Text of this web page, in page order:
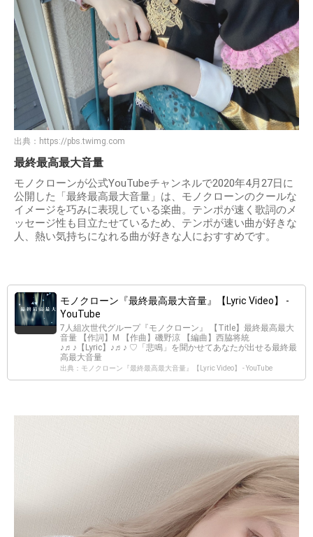
出典： https://pbs.twimg.com
最終最高最大音量
モノクローンが公式YouTubeチャンネルで2020年4月27日に
公開した「最終最高最大音量」は、モノクローンのクールな
イメージを巧みに表現している楽曲。テンポが速く歌詞のメ
ッセージ性も目立たせているため、テンポが速い曲が好きな
人、熱い気持ちになれる曲が好きな人におすすめです。
モノクローン『最終最高最大音量』【Lyric Video】 -
YouTube
7人組次世代グループ『モノクローン』 【Title】最終最高最大
音量 【作詞】M 【作曲】磯野涼 【編曲】西脇将統
♪♬♪【Lyric】♪♬♪ ♡「悲鳴」を聞かせてあなたが出せる最終最
高最大音量
出典：モノクローン『最終最高最大音量』【Lyric Video】 - YouTube